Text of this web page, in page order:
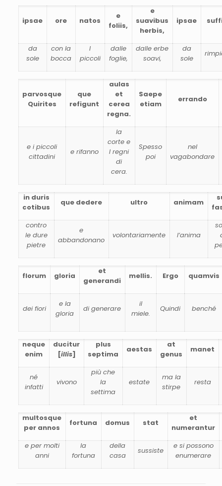
ipsae ore natos
e
foliis,
e
suavibus
herbis,
ipsae
da
sole
con la
bocca
I
piccoli
dalle
foglie,
dalle erbe
soavi,
da
sole
parvosque
Quirites
que
refigunt
aulas
et
cerea
regna.
Saepe
etiam
errando
e i piccoli
cittadini
e rifanno
la
corte e
I regni
di
cera.
Spesso
poi
nel
vagabondare
in duris
cotibus
que dedere ultro animam
contro
le dure
pietre
e
abbandonano
volontariamente l’anima
florum gloria
et
generandi
mellis. Ergo quamvis
dei fiori
e la
gloria
di generare
il
miele.
Quindi benché
neque
enim
ducitur
[illis]
plus
septima
aestas
at
genus
manet
né
infatti
vivono
più che
la
settima
estate
ma la
stirpe
resta
multosque
per annos
fortuna domus stat
et
numerantur
e per molti
anni
la
fortuna
della
casa
sussiste
e si possono
enumerare